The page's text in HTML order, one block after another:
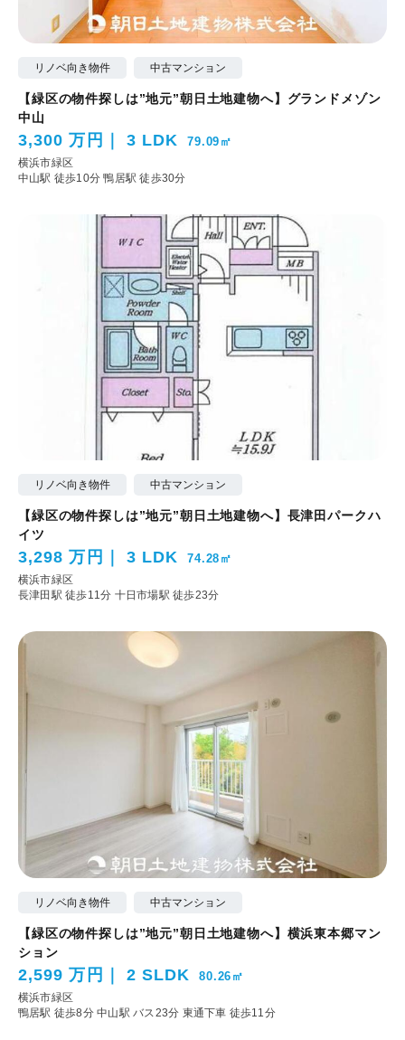
リノベ向き物件 中古マンション
【緑区の物件探しは”地元”朝日土地建物へ】グランドメゾン
中山
3,300 万円 3 LDK 79.09㎡
横浜市緑区
中山駅 徒歩10分鴨居駅 徒歩30分
リノベ向き物件 中古マンション
【緑区の物件探しは”地元”朝日土地建物へ】長津田パークハ
イツ
3,298 万円 3 LDK 74.28㎡
横浜市緑区
長津田駅 徒歩11分 十日市場駅 徒歩23分
リノベ向き物件 中古マンション
【緑区の物件探しは”地元”朝日土地建物へ】横浜東本郷マン
ション
2,599 万円 2 SLDK 80.26㎡
横浜市緑区
鴨居駅 徒歩8分中山駅 バス23分 東通下車 徒歩11分